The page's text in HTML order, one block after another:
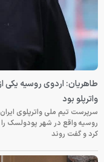
طاهریان: اردوی روسیه یکی
واترپلو بود
سرپرست تیم ملی واترپلوی
روسیه واقع در شهر پودولسک
کرد و گفت روند